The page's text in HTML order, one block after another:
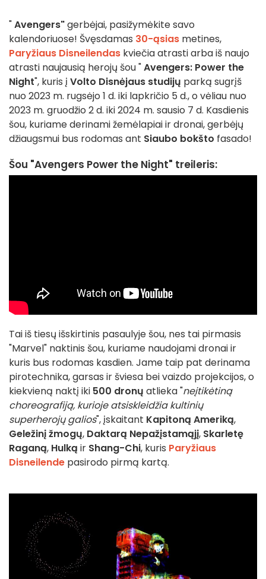
"Avengers"gerbėjai, pasižymėkite savo
kalendoriuose! Švęsdamas 30-ąsias metines,
Paryžiaus Disneilendas kviečia atrasti arba iš naujo
atrasti naujausią herojų šou "Avengers: Power the
Night", kuris į Volto Disnėjaus studijų parką sugrįš
nuo 2023 m. rugsėjo 1 d. iki lapkričio 5 d., o vėliau nuo
2023 m. gruodžio 2 d. iki 2024 m. sausio 7 d. Kasdienis
šou, kuriame derinami žemėlapiai ir dronai, gerbėjų
džiaugsmui bus rodomas ant Siaubo bokšto fasado!
Šou "Avengers Power the Night" treileris:
Tai iš tiesų išskirtinis pasaulyje šou, nes tai pirmasis
"Marvel" naktinis šou, kuriame naudojami dronai ir
kuris bus rodomas kasdien. Jame taip pat derinama
pirotechnika, garsas ir šviesa bei vaizdo projekcijos, o
kiekvieną naktį iki 500 dronų atlieka "neįtikėtiną
choreografiją, kurioje atsiskleidžia kultinių
superherojų galios", įskaitant Kapitoną Ameriką,
Geležinį žmogų, Daktarą Nepažįstamąjį, Skarletę
Raganą, Hulką ir Shang-Chi, kuris Paryžiaus
Disneilende pasirodo pirmą kartą.